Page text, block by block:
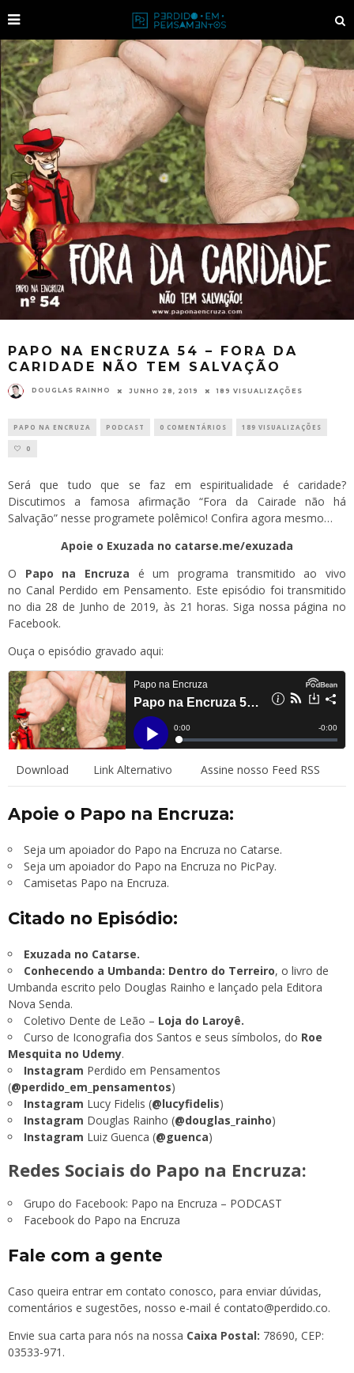
PAPO NA ENCRUZA 54 – FORA DA
CARIDADE NÃO TEM SALVAÇÃO
DOUGLAS RAINHO JUNHO 28, 2019 189 VISUALIZAÇÕES
PAPO NA ENCRUZA PODCAST 0 COMENTÁRIOS 189 VISUALIZAÇÕES
0
Será que tudo que se faz em espiritualidade é caridade?
Discutimos a famosa afirmação “Fora da Cairade não há
Salvação” nesse programete polêmico! Confira agora mesmo…
Apoie o Exuzada no catarse.me/exuzada
O Papo na Encruza é um programa transmitido ao vivo
no Canal Perdido em Pensamento. Este episódio foi transmitido
no dia 28 de Junho de 2019, às 21 horas. Siga nossa página no
Facebook.
Ouça o episódio gravado aqui:
Download Link Alternativo Assine nosso Feed RSS
Apoie o Papo na Encruza:
Seja um apoiador do Papo na Encruza no Catarse.
Seja um apoiador do Papo na Encruza no PicPay.
Camisetas Papo na Encruza.
Citado no Episódio:
Exuzada no Catarse.
Conhecendo a Umbanda: Dentro do Terreiro, o livro de
Umbanda escrito pelo Douglas Rainho e lançado pela Editora
Nova Senda.
Coletivo Dente de Leão – Loja do Laroyê.
Curso de Iconografia dos Santos e seus símbolos, do Roe
Mesquita no Udemy.
Instagram Perdido em Pensamentos
(@perdido_em_pensamentos)
Instagram Lucy Fidelis (@lucyfidelis)
Instagram Douglas Rainho (@douglas_rainho)
Instagram Luiz Guenca (@guenca)
Redes Sociais do Papo na Encruza:
Grupo do Facebook: Papo na Encruza – PODCAST
Facebook do Papo na Encruza
Fale com a gente
Caso queira entrar em contato conosco, para enviar dúvidas,
comentários e sugestões, nosso e-mail é contato@perdido.co.
Envie sua carta para nós na nossa Caixa Postal: 78690, CEP:
03533-971.